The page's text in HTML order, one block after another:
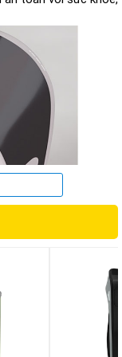
hình LED hiển thị
dõi sử dụng tiện
ngoại hiện đại,
bề mặt vật thể,
đo hiển thị độ C (°C)